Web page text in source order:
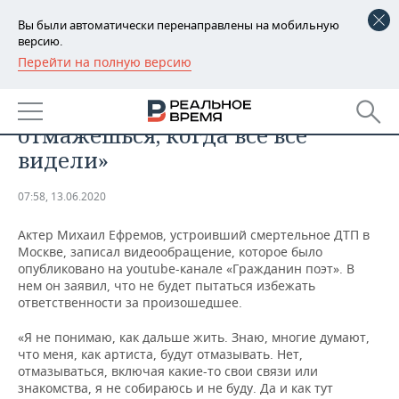
Вы были автоматически перенаправлены на мобильную
версию.
Перейти на полную версию
РЕГИОНЫ
БАШКОРТОСТАН
ТАТАРСТАН
НОВОСТИ
АНАЛИТИКА
ДЕКЛАРАЦИИ О ДОХОДАХ
КОРОЛИ ГОСЗАКАЗА ПФО
ВУЗЫ ТАТАРСТАНА
КОМУ ПРИНАДЛЕЖАТ
ТОРГОВЫЕ ЦЕНТРЫ
ТАТАРСТАНА
НОВОСТИ ЭКОНОМИКИ
ФИНАНСЫ
БАНКИ
БЮДЖЕТ
ИНВЕСТИЦИИ
ПРОМЫШЛЕННОСТЬ
НОВОСТИ
ПРОМЫШЛЕННОСТИ
МАШИНОСТРОЕНИЕ
НЕДВИЖИМОСТЬ
НОВОСТИ НЕДВИЖИМОСТИ
АВТО
НОВОСТИ АВТО
БИЗНЕС
НОВОСТИ БИЗНЕСА
ТЕХНОЛОГИИ
Ефремов о ДТП: «Как тут
отмажешься, когда все всё
видели»
07:58, 13.06.2020
Актер Михаил Ефремов, устроивший смертельное ДТП в
Москве, записал видеообращение, которое было
опубликовано на youtube-канале «Гражданин поэт». В
нем он заявил, что не будет пытаться избежать
ответственности за произошедшее.
«Я не понимаю, как дальше жить. Знаю, многие думают,
что меня, как артиста, будут отмазывать. Нет,
отмазываться, включая какие-то свои связи или
знакомства, я не собираюсь и не буду. Да и как тут